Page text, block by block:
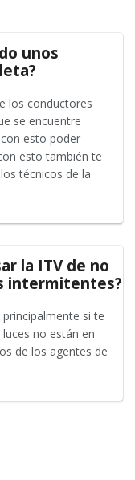
unos
los conductores
se encuentre
esto poder
esto también te
técnicos de la
la ITV de no
intermitentes?
si te
no están en
de los agentes de